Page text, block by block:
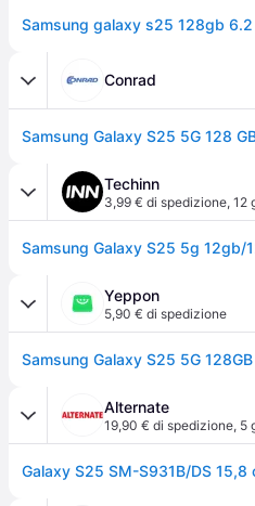
Conrad
Techinn
3,99 € di spedizione, 12
Yeppon
5,90 € di spedizione
Alternate
19,90 € di spedizione, 5